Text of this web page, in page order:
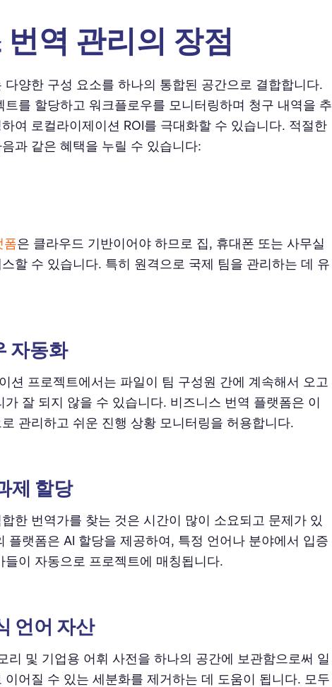
역 관리의 장점
다양한 구성 요소를 하나의 통합된 공간으로 결합합니다.
트를 할당하고 워크플로우를 모니터링하며 청구 내역을 추
여 로컬라이제이션 ROI를 극대화할 수 있습니다. 적절한
과 같은 혜택을 누릴 수 있습니다:
폼은 클라우드 기반이어야 하므로 집, 휴대폰 또는 사무실
할 수 있습니다. 특히 원격으로 국제 팀을 관리하는 데 유
자동화
션 프로젝트에서는 파일이 팀 구성원 간에 계속해서 오고
가 잘 되지 않을 수 있습니다. 비즈니스 번역 플랫폼은 이
관리하고 쉬운 진행 상황 모니터링을 허용합니다.
제 할당
한 번역가를 찾는 것은 시간이 많이 소요되고 문제가 있
플랫폼은 AI 할당을 제공하여, 특정 언어나 분야에서 입증
들이 자동으로 프로젝트에 매칭됩니다.
언어 자산
리 및 기업용 어휘 사전을 하나의 공간에 보관함으로써 일
이어질 수 있는 세분화를 제거하는 데 도움이 됩니다. 모두